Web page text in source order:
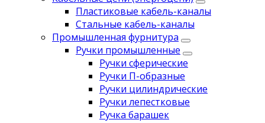
Пластиковые кабель-каналы
Стальные кабель-каналы
Промышленная фурнитура
Ручки промышленные
Ручки сферические
Ручки П-образные
Ручки цилиндрические
Ручки лепестковые
Ручка барашек